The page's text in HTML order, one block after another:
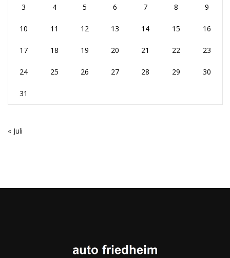
3 4 5 6 7 8 9
10 11 12 13 14 15 16
17 18 19 20 21 22 23
24 25 26 27 28 29 30
31
« Juli